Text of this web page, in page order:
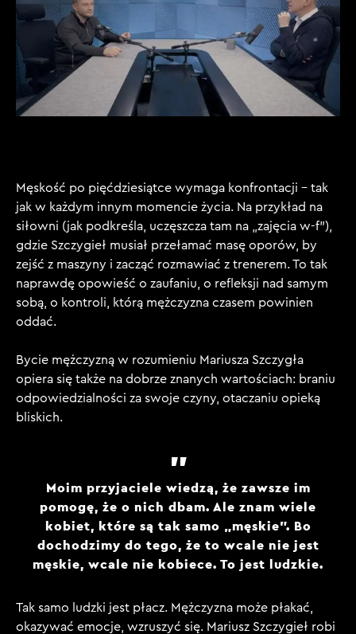
Męskość po pięćdziesiątce wymaga konfrontacji – tak
jak w każdym innym momencie życia. Na przykład na
siłowni (jak podkreśla, uczęszcza tam na „zajęcia w-f”),
gdzie Szczygieł musiał przełamać masę oporów, by
zejść z maszyny i zacząć rozmawiać z trenerem. To tak
naprawdę opowieść o zaufaniu, o refleksji nad samym
sobą, o kontroli, którą mężczyzna czasem powinien
oddać.
Bycie mężczyzną w rozumieniu Mariusza Szczygła
opiera się także na dobrze znanych wartościach: braniu
odpowiedzialności za swoje czyny, otaczaniu opieką
bliskich.
Moim przyjaciele wiedzą, że zawsze im
pomogę, że o nich dbam. Ale znam wiele
kobiet, które są tak samo „męskie”. Bo
dochodzimy do tego, że to wcale nie jest
męskie, wcale nie kobiece. To jest ludzkie.
Tak samo ludzki jest płacz. Mężczyzna może płakać,
okazywać emocje, wzruszyć się. Mariusz Szczygieł robi